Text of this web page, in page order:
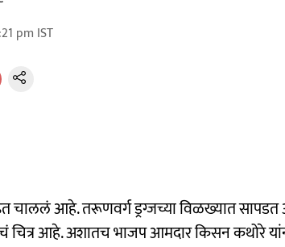
pm IST
चाललं आहे. तरूणवर्ग ड्रग्जच्या विळख्यात सापडत
चित्र आहे. अशातच भाजप आमदार किसन कथोरे